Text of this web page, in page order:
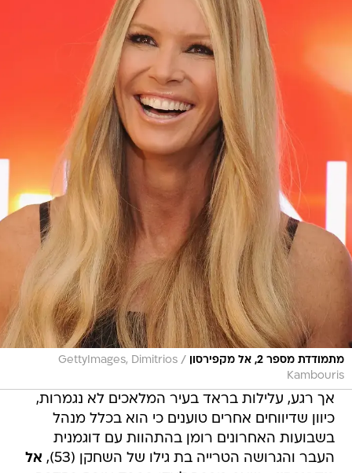
מתמודדת מספר 2, אל מקפירסון /
GettyImages, Dimitrios
Kambouris
אך רגע, עלילות בראד בעיר המלאכים לא נגמרות,
כיוון שדיווחים אחרים טוענים כי הוא בכלל מנהל
בשבועות האחרונים רומן בהתהוות עם דוגמנית
העבר והגרושה הטרייה בת גילו של השחקן (53),
אל